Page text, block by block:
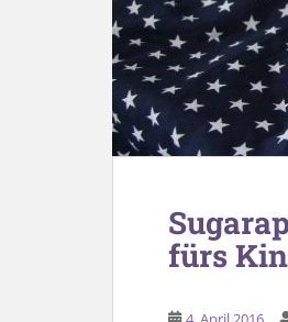
fürs